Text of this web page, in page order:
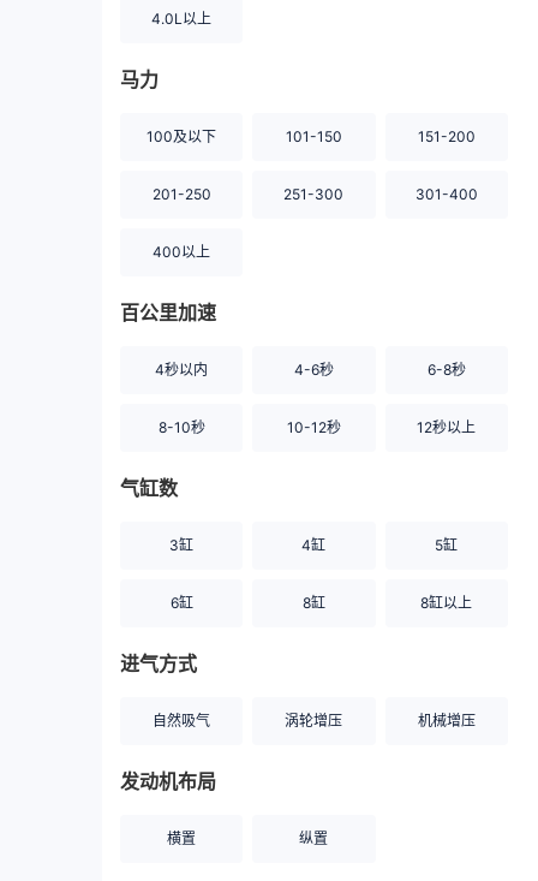
4.0L以上
马力
100及以下 101-150 151-200
201-250 251-300 301-400
400以上
百公里加速
4秒以内 4-6秒 6-8秒
8-10秒 10-12秒 12秒以上
气缸数
3缸 4缸 5缸
6缸 8缸 8缸以上
进气方式
自然吸气 涡轮增压 机械增压
发动机布局
横置 纵置